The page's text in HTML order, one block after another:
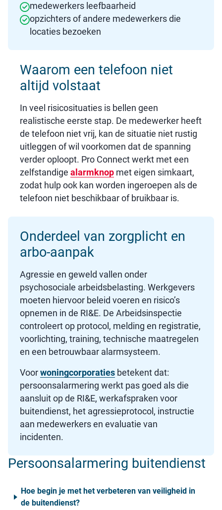
medewerkers leefbaarheid
opzichters of andere medewerkers die
locaties bezoeken
Waarom een telefoon niet
altijd volstaat
In veel risicosituaties is bellen geen
realistische eerste stap. De medewerker heeft
de telefoon niet vrij, kan de situatie niet rustig
uitleggen of wil voorkomen dat de spanning
verder oploopt. Pro Connect werkt met een
zelfstandige alarmknop met eigen simkaart,
zodat hulp ook kan worden ingeroepen als de
telefoon niet beschikbaar of bruikbaar is.
Onderdeel van zorgplicht en
arbo-aanpak
Agressie en geweld vallen onder
psychosociale arbeidsbelasting. Werkgevers
moeten hiervoor beleid voeren en risico’s
opnemen in de RI&E. De Arbeidsinspectie
controleert op protocol, melding en registratie,
voorlichting, training, technische maatregelen
en een betrouwbaar alarmsysteem.
Voorwoningcorporaties betekent dat:
persoonsalarmering werkt pas goed als die
aansluit op de RI&E, werkafspraken voor
buitendienst, het agressieprotocol, instructie
aan medewerkers en evaluatie van
incidenten.
Persoonsalarmering buitendienst
Hoe begin je met het verbeteren van veiligheid in
de buitendienst?